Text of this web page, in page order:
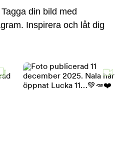
din bild med
Inspirera och låt dig